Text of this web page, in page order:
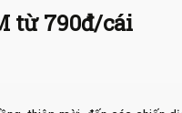
từ 790đ/cái